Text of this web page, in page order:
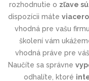
rozhodnutie o zľave
dispozícii máte
vhodná pre vašu
školení vám
vhodná práve pre
Naučíte sa správne
odhalíte, ktoré